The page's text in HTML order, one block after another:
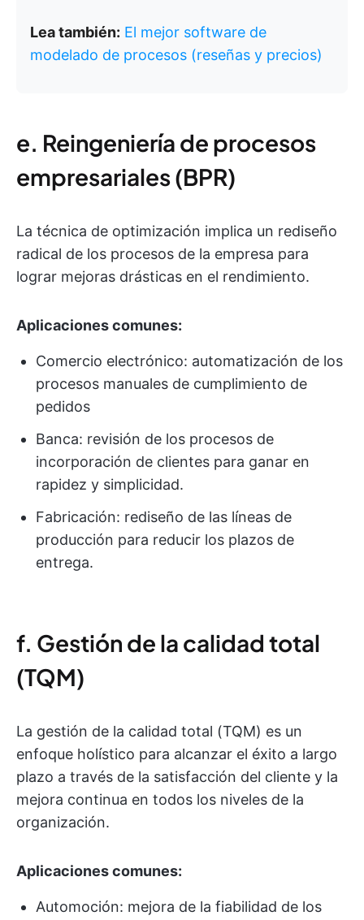
Lea también: El mejor software de
modelado de procesos (reseñas y precios)
e. Reingeniería de procesos
empresariales (BPR)
La técnica de optimización implica un rediseño
radical de los procesos de la empresa para
lograr mejoras drásticas en el rendimiento.
Aplicaciones comunes:
Comercio electrónico: automatización de los
procesos manuales de cumplimiento de
pedidos
Banca: revisión de los procesos de
incorporación de clientes para ganar en
rapidez y simplicidad.
Fabricación: rediseño de las líneas de
producción para reducir los plazos de
entrega.
f. Gestión de la calidad total
(TQM)
La gestión de la calidad total (TQM) es un
enfoque holístico para alcanzar el éxito a largo
plazo a través de la satisfacción del cliente y la
mejora continua en todos los niveles de la
organización.
Aplicaciones comunes:
Automoción: mejora de la fiabilidad de los